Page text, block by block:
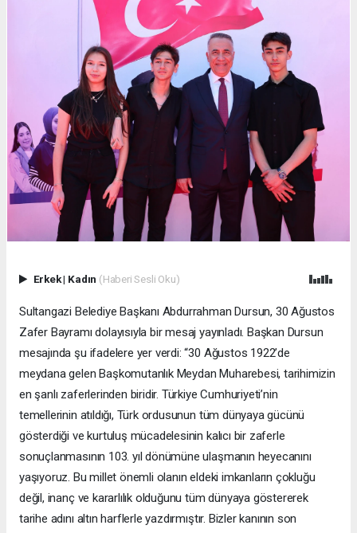
Erkek| Kadın (Haberi Sesli Oku)
Sultangazi Belediye Başkanı Abdurrahman Dursun, 30 Ağustos
Zafer Bayramı dolayısıyla bir mesaj yayınladı. Başkan Dursun
mesajında şu ifadelere yer verdi: “30 Ağustos 1922’de
meydana gelen Başkomutanlık Meydan Muharebesi, tarihimizin
en şanlı zaferlerinden biridir. Türkiye Cumhuriyeti’nin
temellerinin atıldığı, Türk ordusunun tüm dünyaya gücünü
gösterdiği ve kurtuluş mücadelesinin kalıcı bir zaferle
sonuçlanmasının 103. yıl dönümüne ulaşmanın heyecanını
yaşıyoruz. Bu millet önemli olanın eldeki imkanların çokluğu
değil, inanç ve kararlılık olduğunu tüm dünyaya göstererek
tarihe adını altın harflerle yazdırmıştır. Bizler kanının son